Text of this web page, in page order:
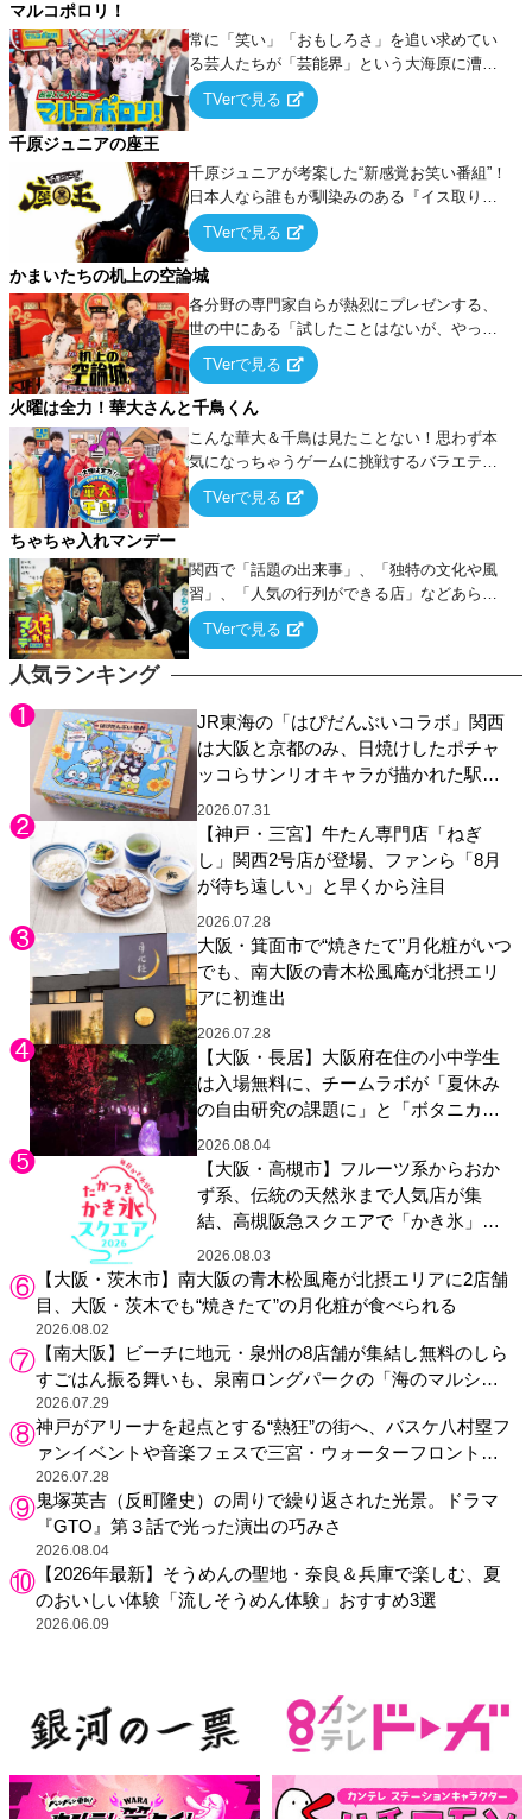
人気ランキング
JR東海の「はぴだんぶいコラボ」関西
は大阪と京都のみ、日焼けしたポチャ
ッコらサンリオキャラが描かれた駅弁
やグッズが登場
2026.07.31
【神戸・三宮】牛たん専門店「ねぎ
し」関西2号店が登場、ファンら「8月
が待ち遠しい」と早くから注目
2026.07.28
大阪・箕面市で“焼きたて”月化粧がいつ
でも、南大阪の青木松風庵が北摂エリ
アに初進出
2026.07.28
【大阪・長居】大阪府在住の小中学生
は入場無料に、チームラボが「夏休み
の自由研究の課題に」と「ボタニカル
ガーデン 大阪」へ招待
2026.08.04
【大阪・高槻市】フルーツ系からおか
ず系、伝統の天然氷まで人気店が集
結、高槻阪急スクエアで「かき氷」祭
り
2026.08.03
【大阪・茨木市】南大阪の青木松風庵が北摂エリアに2店舗
目、大阪・茨木でも“焼きたて”の月化粧が食べられる
2026.08.02
【南大阪】ビーチに地元・泉州の8店舗が集結し無料のしら
すごはん振る舞いも、泉南ロングパークの「海のマルシ
ェ」がリニューアル！
2026.07.29
神戸がアリーナを起点とする“熱狂”の街へ、バスケ八村塁フ
ァンイベントや音楽フェスで三宮・ウォーターフロントを
活性化
2026.07.28
鬼塚英吉（反町隆史）の周りで繰り返された光景。ドラマ
『GTO』第３話で光った演出の巧みさ
2026.08.04
【2026年最新】そうめんの聖地・奈良＆兵庫で楽しむ、夏
のおいしい体験「流しそうめん体験」おすすめ3選
2026.06.09
マルコポロリ！
常に「笑い」「おもしろさ」を追い求めてい
る芸人たちが「芸能界」という大海原に漕ぎ
出でて、新たなオモシロ人間を発掘する！
TVerで見る
千原ジュニアの座王
千原ジュニアが考案した“新感覚お笑い番組”！
日本人なら誰もが馴染みのある『イス取りゲ
ーム』をベースに、大喜利・ギャグ・モノボ
ケ・歌…など様々なお題で芸人がショートネ
タを競い合う！
TVerで見る
かまいたちの机上の空論城
各分野の専門家自らが熱烈にプレゼンする、
世の中にある「試したことはないが、やって
みたらこうなる！…ハズ」という“机上の空
論”に若手芸人らがカラダを張って挑む！
TVerで見る
火曜は全力！華大さんと千鳥くん
こんな華大＆千鳥は見たことない！思わず本
気になっちゃうゲームに挑戦するバラエティ
ー！
TVerで見る
ちゃちゃ入れマンデー
関西で「話題の出来事」、「独特の文化や風
習」、「人気の行列ができる店」などあらゆ
るテーマについて好き放題にちゃちゃを入れ
ていく関西色を前面に押し出したトークバラ
TVerで見る